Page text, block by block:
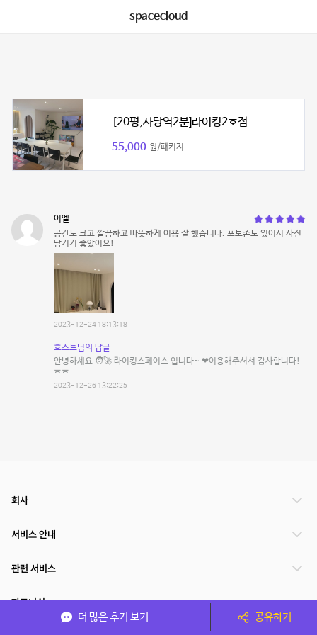
spacecloud
[20평,사당역2분]라이킹2호점
55,000 원/패키지
이엘
공간도 크고 깔끔하고 따뜻하게 이용 잘 했습니다. 포토존도 있어서 사진
남기기 좋았어요!
2023-12-24 18:13:18
호스트님의 답글
안녕하세요 🧑‍🚀 라이킹스페이스 입니다~ ❤이용해주셔서 감사합니다!
ㅎㅎ
2023-12-26 13:22:25
더 많은 후기 보기 공유하기
회사
서비스 안내
관련 서비스
파트너쉽